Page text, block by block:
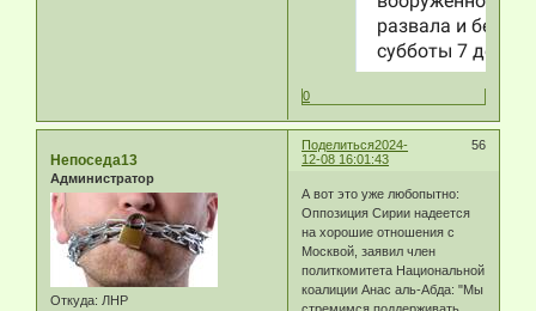
0
Поделиться 56
2024-
12-08 16:01:43
Непоседа13
Администратор
Откуда: ЛНР
А вот это уже любопытно:
Оппозиция Сирии надеется
на хорошие отношения с
Москвой, заявил член
политкомитета Национальной
коалиции Анас аль-Абда: "Мы